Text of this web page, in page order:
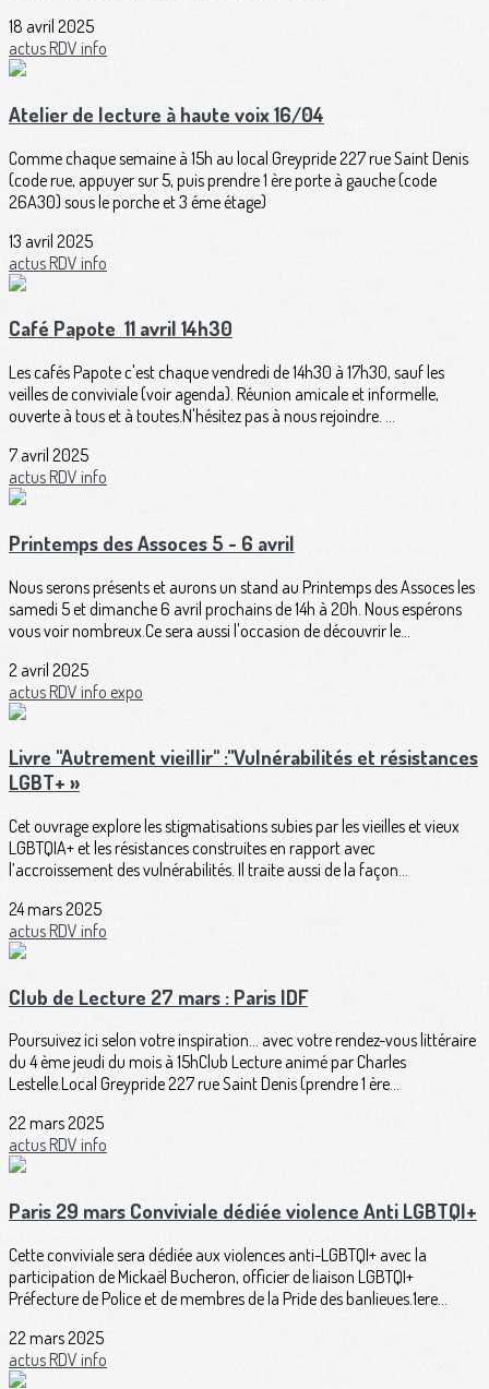
18 avril 2025
actusRDV info
Atelier de lecture à haute voix 16/04
Comme chaque semaine à 15h au local Greypride 227 rue Saint Denis
(code rue, appuyer sur 5, puis prendre 1 ère porte à gauche (code
26A30) sous le porche et 3 éme étage)
13 avril 2025
actusRDV info
Café Papote 11 avril 14h30
Les cafés Papote c'est chaque vendredi de 14h30 à 17h30, sauf les
veilles de conviviale (voir agenda). Réunion amicale et informelle,
ouverte à tous et à toutes.N'hésitez pas à nous rejoindre. ...
7 avril 2025
actus RDV info
Printemps des Assoces 5 - 6 avril
Nous serons présents et aurons un stand au Printemps des Assoces les
samedi 5 et dimanche 6 avril prochains de 14h à 20h. Nous espérons
vous voir nombreux.Ce sera aussi l'occasion de découvrir le...
2 avril 2025
actusRDV info expo
Livre "Autrement vieillir" :"Vulnérabilités et résistances
LGBT+ »
Cet ouvrage explore les stigmatisations subies par les vieilles et vieux
LGBTQIA+ et les résistances construites en rapport avec
l’accroissement des vulnérabilités. Il traite aussi de la façon...
24 mars 2025
actusRDV info
Club de Lecture 27 mars : Paris IDF
Poursuivez ici selon votre inspiration... avec votre rendez-vous littéraire
du 4 ème jeudi du mois à 15hClub Lecture animé par Charles
Lestelle.Local Greypride 227 rue Saint Denis (prendre 1 ère...
22 mars 2025
actus RDV info
Paris 29 mars Conviviale dédiée violence Anti LGBTQI+
Cette conviviale sera dédiée aux violences anti-LGBTQI+ avec la
participation de Mickaël Bucheron, officier de liaison LGBTQI+
Préfecture de Police et de membres de la Pride des banlieues.1ere...
22 mars 2025
actusRDV info